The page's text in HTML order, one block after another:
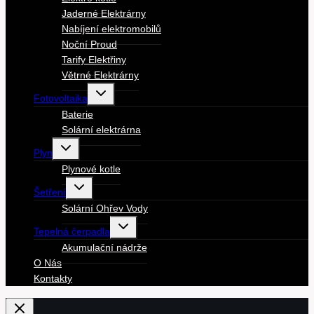
Jaderné Elektrárny
Nabíjení elektromobilů
Noční Proud
Tarify Elektřiny
Větrné Elektrárny
Fotovoltaika
Toggle
Baterie
Solární elektrárna
Plyn
Toggle
menu
Plynové kotle
Šetření
Toggle
menu
Solární Ohřev Vody
Tepelná čerpadla
Toggle
menu
Akumulační nádrže
O Nás
Kontakty